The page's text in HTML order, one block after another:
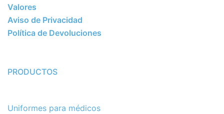
Valores
Aviso de Privacidad
Política de Devoluciones
PRODUCTOS
Uniformes para médicos